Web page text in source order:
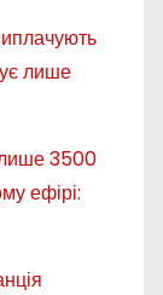
лише
3500
ефірі: